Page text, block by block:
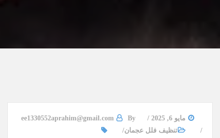
مايو 6, 2025 By
ee1330552aprahim@gmail.com
تنظيف فلل عجمان